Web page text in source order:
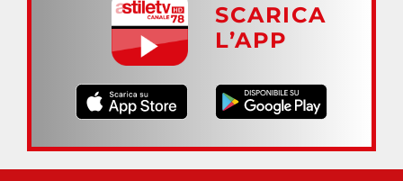
SCARICA
L’APP